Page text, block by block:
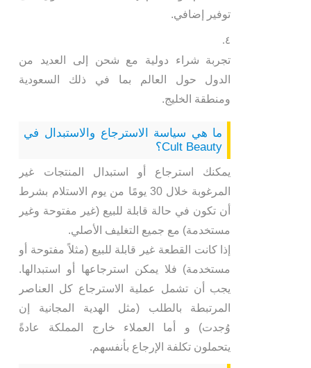
توفير إضافي.
تجربة شراء دولية مع شحن إلى العديد من
الدول حول العالم بما في ذلك السعودية
ومنطقة الخليج.
ما هي سياسة الاسترجاع والاستبدال في
Cult Beauty؟
يمكنك استرجاع أو استبدال المنتجات غير
المرغوبة خلال 30 يومًا من يوم الاستلام بشرط
أن تكون في حالة قابلة للبيع (غير مفتوحة وغير
مستخدمة) مع جميع التغليف الأصلي.
إذا كانت القطعة غير قابلة للبيع (مثلاً مفتوحة أو
مستخدمة) فلا يمكن استرجاعها أو استبدالها.
يجب أن تشمل عملية الاسترجاع كل العناصر
المرتبطة بالطلب (مثل الهدية المجانية إن
وُجدت) و أما العملاء خارج المملكة عادةً
يتحملون تكلفة الإرجاع بأنفسهم.